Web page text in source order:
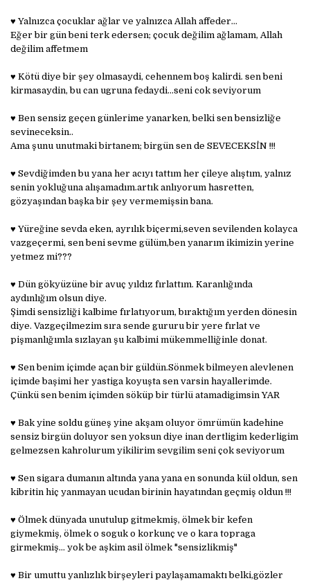
♥ Yalnızca çocuklar ağlar ve yalnızca Allah affeder...
Eğer bir gün beni terk edersen; çocuk değilim ağlamam, Allah
değilim affetmem
♥ Kötü diye bir şey olmasaydi, cehennem boş kalirdi. sen beni
kirmasaydin, bu can ugruna fedaydi...seni cok seviyorum
♥ Ben sensiz geçen günlerime yanarken, belki sen bensizliğe
sevineceksin..
Ama şunu unutmaki birtanem; birgün sen de SEVECEKSİN !!!
♥ Sevdiğimden bu yana her acıyı tattım her çileye alıştım, yalnız
senin yokluğuna alışamadım.artık anlıyorum hasretten,
gözyaşından başka bir şey vermemişsin bana.
♥ Yüreğine sevda eken, ayrılık biçermi,seven sevilenden kolayca
vazgeçermi, sen beni sevme gülüm,ben yanarım ikimizin yerine
yetmez mi???
♥ Dün gökyüzüne bir avuç yıldız fırlattım. Karanlığında
aydınlığım olsun diye.
Şimdi sensizliği kalbime fırlatıyorum, bıraktığım yerden dönesin
diye. Vazgeçilmezim sıra sende gururu bir yere fırlat ve
pişmanlığımla sızlayan şu kalbimi mükemmelliğinle donat.
♥ Sen benim içimde açan bir güldün.Sönmek bilmeyen alevlenen
içimde başimi her yastiga koyuşta sen varsin hayallerimde.
Çünkü sen benim içimden söküp bir türlü atamadigimsin YAR
♥ Bak yine soldu güneş yine akşam oluyor ömrümün kadehine
sensiz birgün doluyor sen yoksun diye inan dertligim kederligim
gelmezsen kahrolurum yikilirim sevgilim seni çok seviyorum
♥ Sen sigara dumanın altında yana yana en sonunda kül oldun, sen
kibritin hiç yanmayan ucudan birinin hayatından geçmiş oldun !!!
♥ Ölmek dünyada unutulup gitmekmiş, ölmek bir kefen
giymekmiş, ölmek o soguk o korkunç ve o kara topraga
girmekmiş... yok be aşkim asil ölmek "sensizlikmiş"
♥ Bir umuttu yanlızlık birşeyleri paylaşamamaktı belki,gözler